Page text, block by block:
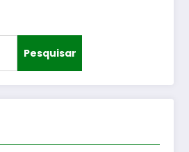
Pesquisar